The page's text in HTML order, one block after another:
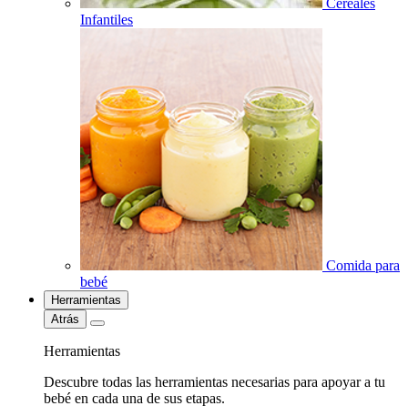
Cereales
Infantiles
Comida para
bebé
Herramientas
Atrás
Herramientas
Descubre todas las herramientas necesarias para apoyar a tu
bebé en cada una de sus etapas.